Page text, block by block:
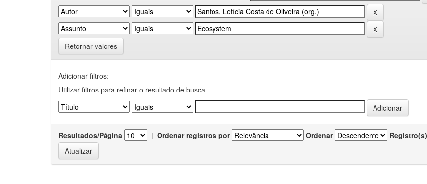
Retornar valores
Adicionar filtros:
Utilizar filtros para refinar o resultado de busca.
Resultados/Página | Ordenar registros por Ordenar Registro(s)